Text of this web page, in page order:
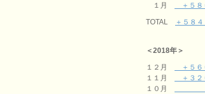
１月
＋５８
TOTAL
＋５８
＜2018年＞
１２月
＋５６
１１月
＋３２
１０月